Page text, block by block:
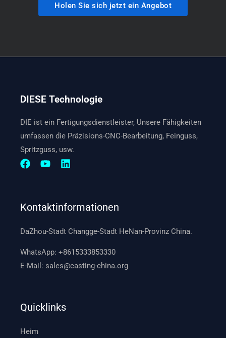
Holen Sie sich jetzt ein Angebot
DIESE Technologie
DIE ist ein Fertigungsdienstleister, Unsere Fähigkeiten
umfassen die Präzisions-CNC-Bearbeitung, Feinguss,
Spritzguss, usw.
Kontaktinformationen
DaZhou-Stadt Changge-Stadt HeNan-Provinz China.
WhatsApp:+8615333853330
E-Mail:sales@casting-china.org
Quicklinks
Heim